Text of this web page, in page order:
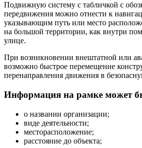
Подвижную систему с табличкой с
передвижения можно отнести к
указывающим путь или место
на большой территории, как внутри
улице.
При возникновении внештатной или
возможно быстрое перемещение
перенаправления движения в
Информация на рамке может
о названии организации;
виде деятельности;
месторасположение;
расстояние до объекта;